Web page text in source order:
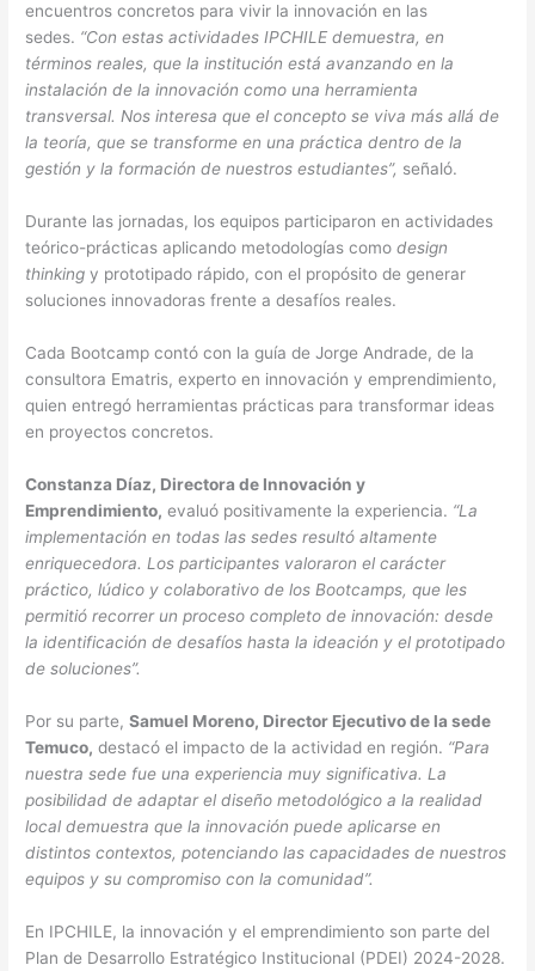
encuentros concretos para vivir la innovación en las
sedes. “Con estas actividades IPCHILE demuestra, en
términos reales, que la institución está avanzando en la
instalación de la innovación como una herramienta
transversal. Nos interesa que el concepto se viva más allá de
la teoría, que se transforme en una práctica dentro de la
gestión y la formación de nuestros estudiantes”, señaló.
Durante las jornadas, los equipos participaron en actividades
teórico-prácticas aplicando metodologías comodesign
thinking y prototipado rápido, con el propósito de generar
soluciones innovadoras frente a desafíos reales.
Cada Bootcamp contó con la guía de Jorge Andrade, de la
consultora Ematris, experto en innovación y emprendimiento,
quien entregó herramientas prácticas para transformar ideas
en proyectos concretos.
Constanza Díaz, Directora de Innovación y
Emprendimiento, evaluó positivamente la experiencia. “La
implementación en todas las sedes resultó altamente
enriquecedora. Los participantes valoraron el carácter
práctico, lúdico y colaborativo de los Bootcamps, que les
permitió recorrer un proceso completo de innovación: desde
la identificación de desafíos hasta la ideación y el prototipado
de soluciones”.
Por su parte,Samuel Moreno, Director Ejecutivo de la sede
Temuco, destacó el impacto de la actividad en región. “Para
nuestra sede fue una experiencia muy significativa. La
posibilidad de adaptar el diseño metodológico a la realidad
local demuestra que la innovación puede aplicarse en
distintos contextos, potenciando las capacidades de nuestros
equipos y su compromiso con la comunidad”.
En IPCHILE, la innovación y el emprendimiento son parte del
Plan de Desarrollo Estratégico Institucional (PDEI) 2024-2028.